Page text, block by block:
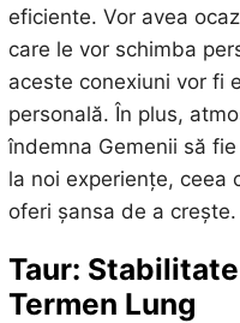
eficiente. Vor avea
care le vor schimba
aceste conexiuni vor fi
personală. În plus,
îndemna Gemenii să
la noi experiențe, ceea
oferi șansa de a crește.
Taur:
Termen Lung